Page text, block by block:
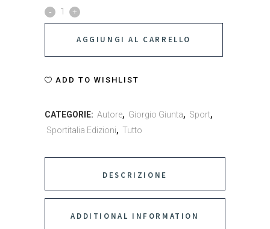
La
maratona
quantity
AGGIUNGI AL CARRELLO
ADD TO WISHLIST
CATEGORIE: Autore, Giorgio Giunta, Sport,
Sportitalia Edizioni, Tutto
DESCRIZIONE
ADDITIONAL INFORMATION